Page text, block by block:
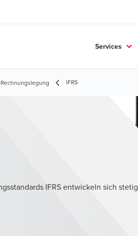
Services
Rechnungslegung IFRS
IFRS entwickeln sich stetig